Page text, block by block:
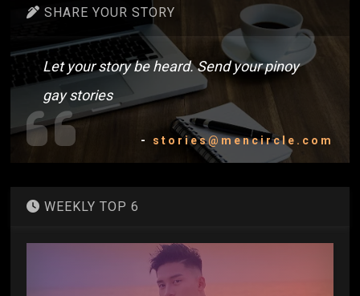
SHARE YOUR STORY
Let your story be heard. Send your pinoy
gay stories
- stories@mencircle.com
WEEKLY TOP 6